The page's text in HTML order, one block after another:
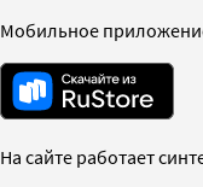
Мобильное
На сайте работает